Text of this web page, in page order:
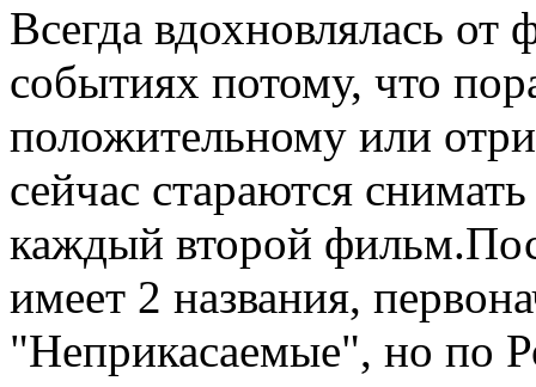
Всегда вдохновлялась
событиях потому, что
положительному или
сейчас стараются
каждый второй
имеет 2 названия,
"Неприкасаемые", но по